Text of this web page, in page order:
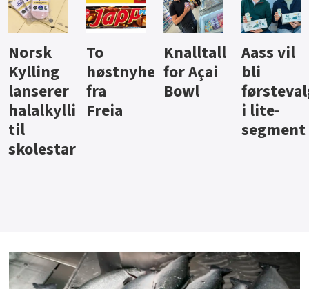
Knalltall
for Açai
Bowl
Aass vil
bli
førstevalg
i lite-
Brus og
jus fra
Berentsen
Hard
iste fra
Hansa